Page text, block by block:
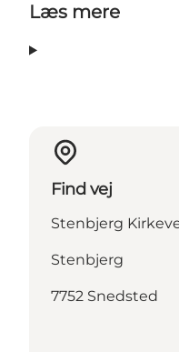
Læs mere
Find vej
Stenbjerg
Stenbjerg
7752 Snedsted